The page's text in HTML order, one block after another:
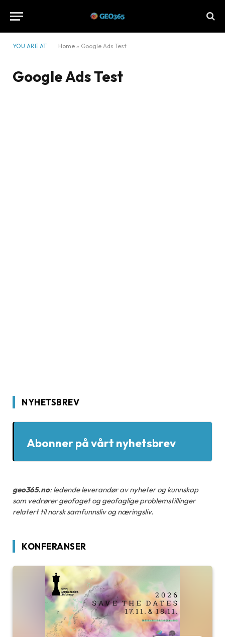
YOU ARE AT: Home » Google Ads Test
Google Ads Test
NYHETSBREV
Abonner på vårt nyhetsbrev
geo365.no: ledende leverandør av nyheter og kunnskap
som vedrører geofaget og geofaglige problemstillinger
relatert til norsk samfunnsliv og næringsliv.
KONFERANSER